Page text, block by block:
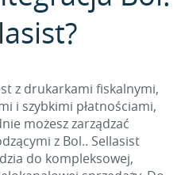
z drukarkami fiskalnymi,
i szybkimi płatnościami,
możesz zarządzać
z Bol.. Sellasist
do kompleksowej,